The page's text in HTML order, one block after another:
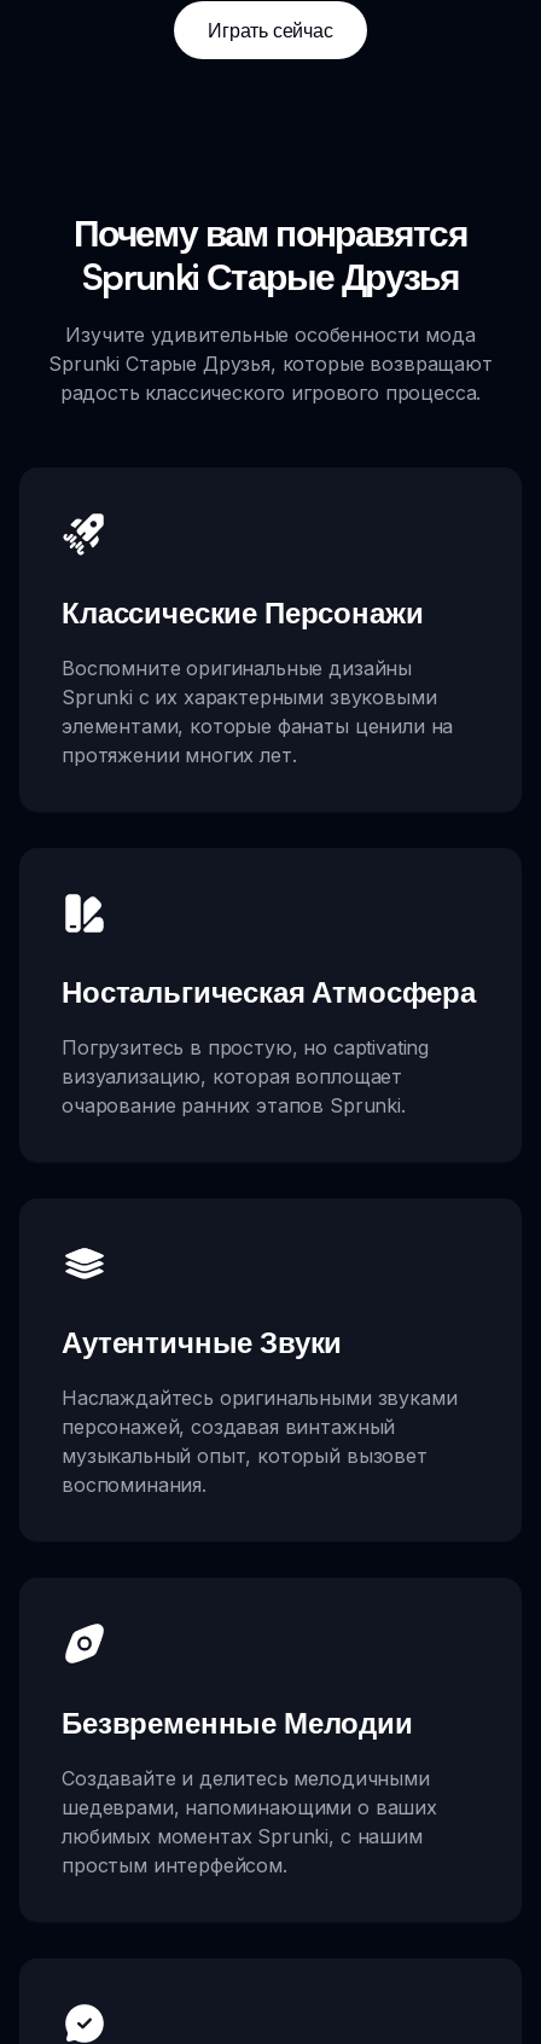
Играть сейчас
Почему вам понравятся
Sprunki Старые Друзья
Изучите удивительные особенности мода
Sprunki Старые Друзья, которые возвращают
радость классического игрового процесса.
Классические Персонажи
Воспомните оригинальные дизайны
Sprunki с их характерными звуковыми
элементами, которые фанаты ценили на
протяжении многих лет.
Ностальгическая Атмосфера
Погрузитесь в простую, но captivating
визуализацию, которая воплощает
очарование ранних этапов Sprunki.
Аутентичные Звуки
Наслаждайтесь оригинальными звуками
персонажей, создавая винтажный
музыкальный опыт, который вызовет
воспоминания.
Безвременные Мелодии
Создавайте и делитесь мелодичными
шедеврами, напоминающими о ваших
любимых моментах Sprunki, с нашим
простым интерфейсом.